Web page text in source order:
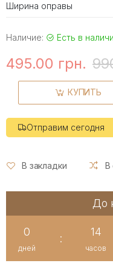
Ширина оправы
Наличие: Есть в
495.00 грн.
КУПИТЬ
Отправим сегодня
В закладки В
До
0
дней
:
14
часов